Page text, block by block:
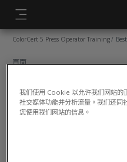
ColorCert 5 Press Operator Training
頁面
完成課程所需要的條件
檢視
我们使用 Cookie 以允许我们网站的
社交媒体功能并分析流量。我们还同
您使用我们网站的信息。